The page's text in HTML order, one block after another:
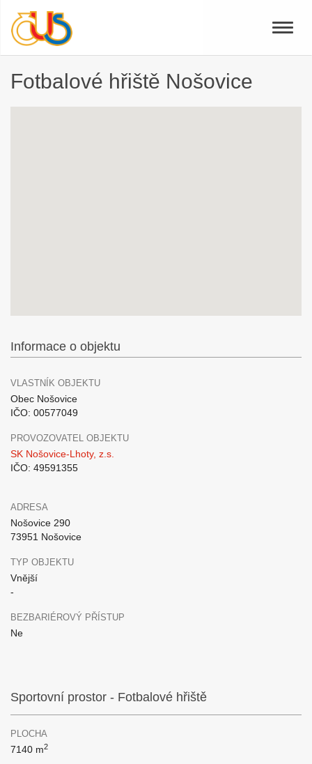
Toggle
Fotbalové hřiště Nošovice
Informace o objektu
VLASTNÍK OBJEKTU
Obec Nošovice
IČO: 00577049
PROVOZOVATEL OBJEKTU
SK Nošovice-Lhoty, z.s.
IČO: 49591355
ADRESA
Nošovice 290
73951 Nošovice
TYP OBJEKTU
Vnější
-
BEZBARIÉROVÝ PŘÍSTUP
Ne
Sportovní prostor - Fotbalové hřiště
PLOCHA
7140 m2